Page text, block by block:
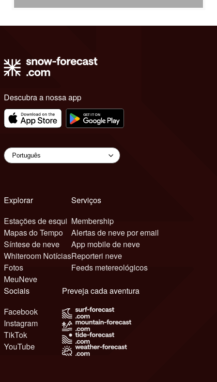
Descubra a nossa app
Explorar
Estações de esqui
Mapas do Tempo
Síntese de neve
Whiteroom Notícias
Fotos
MeuNeve
Serviços
Membership
Alertas de neve por email
App mobile de neve
Reporteri neve
Feeds metereológicos
Sociais
Facebook
Instagram
TikTok
YouTube
Preveja cada aventura